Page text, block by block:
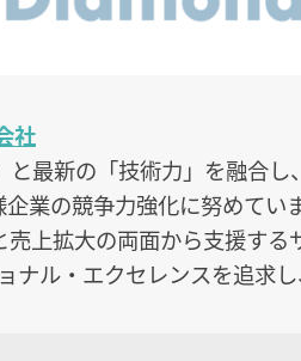
社
と最新の「技術力」を融合
業の競争力強化に努めてい
上拡大の両面から支援する
ナル・エクセレンスを追求し